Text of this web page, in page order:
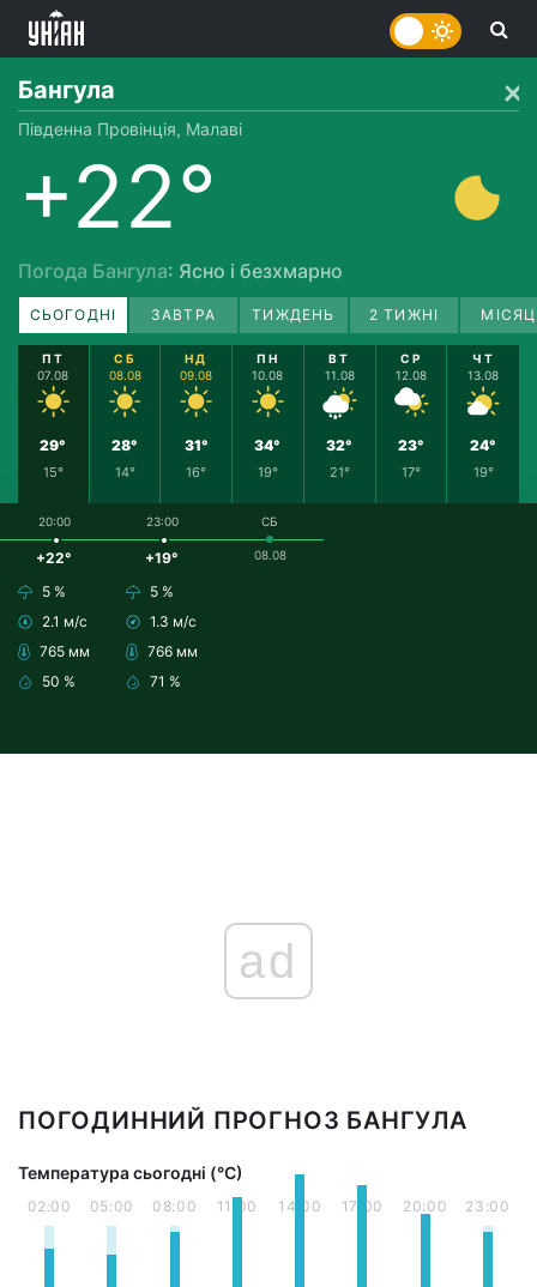
Бангула
Південна Провінція, Малаві
+22°
Погода Бангула: Ясно і безхмарно
СЬОГОДНІ ЗАВТРА ТИЖДЕНЬ 2 ТИЖНІ
ПТ
07.08
29°
15°
СБ
08.08
28°
14°
НД
09.08
31°
16°
ПН
10.08
34°
19°
ВТ
11.08
32°
21°
СР
12.08
23°
17°
ЧТ
13.08
24°
19°
20:00
+22°
5 %
2.1 м/с
765 мм
50 %
23:00
+19°
5 %
1.3 м/с
766 мм
71 %
СБ
08.08
ad
ПОГОДИННИЙ ПРОГНОЗ БАНГУЛА
Температура сьогодні (°С)
02:00 05:00 08:00 11:00 14:00 17:00 20:00 23:00